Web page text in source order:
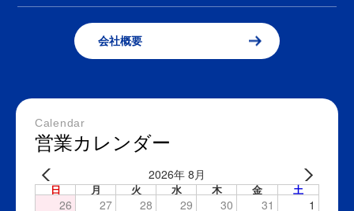
会社概要
Calendar
営業カレンダー
2026年 8月
日 月 火 水 木 金 土
26 27 28 29 30 31 1